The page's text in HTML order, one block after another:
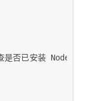
是否已安装